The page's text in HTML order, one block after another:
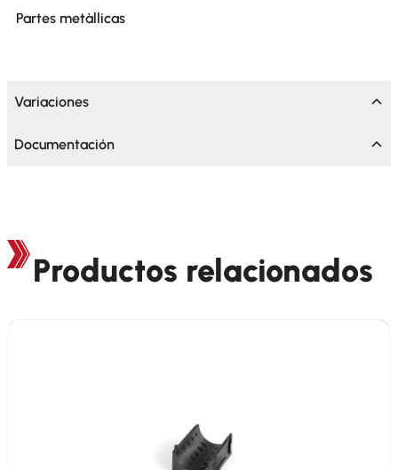
Partes metàllicas
Variaciones
Documentación
Productos relacionados